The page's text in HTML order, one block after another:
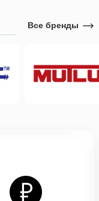
Все бренды